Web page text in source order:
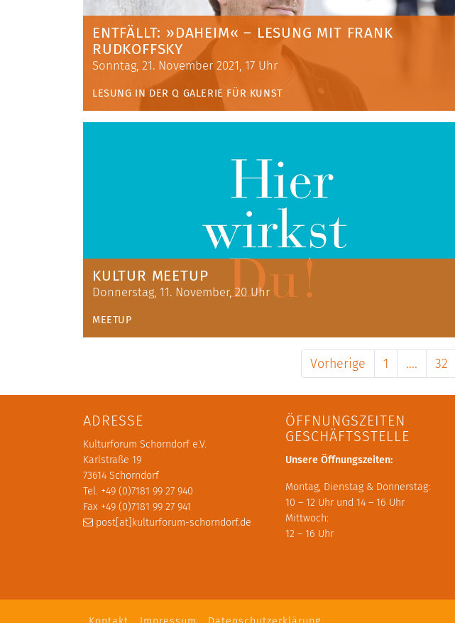
ENTFÄLLT: »DAHEIM« – LESUNG MIT FRANK
RUDKOFFSKY
Sonntag, 21. November 2021, 17 Uhr
LESUNG IN DER Q GALERIE FÜR KUNST
KULTUR MEETUP
Donnerstag, 11. November, 20 Uhr
MEETUP
Vorherige 1 .... 32
ADRESSE
Kulturforum Schorndorf e.V.
Karlstraße 19
73614 Schorndorf
Tel. +49 (0)7181 99 27 940
Fax +49 (0)7181 99 27 941
post[at]kulturforum-schorndorf.de
ÖFFNUNGSZEITEN
GESCHÄFTSSTELLE
Unsere Öffnungszeiten:
Montag, Dienstag & Donnerstag:
10 – 12 Uhr und 14 – 16 Uhr
Mittwoch:
12 – 16 Uhr